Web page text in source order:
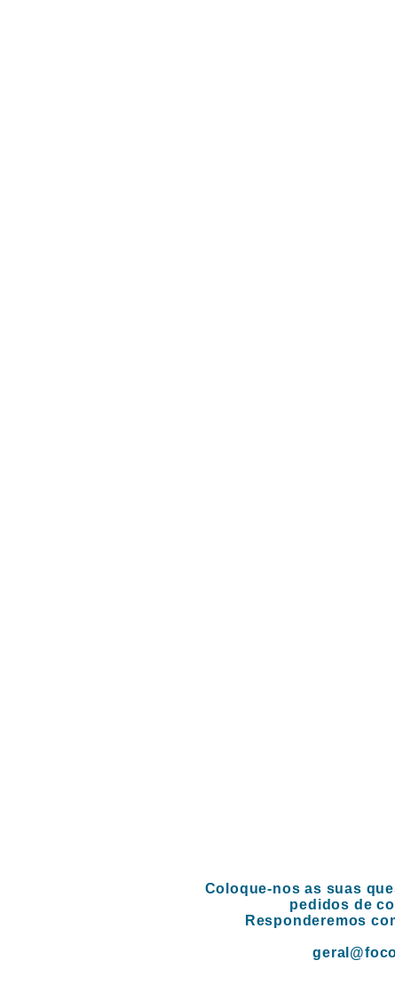
Coloque-nos as suas
pedidos de
Responderemos